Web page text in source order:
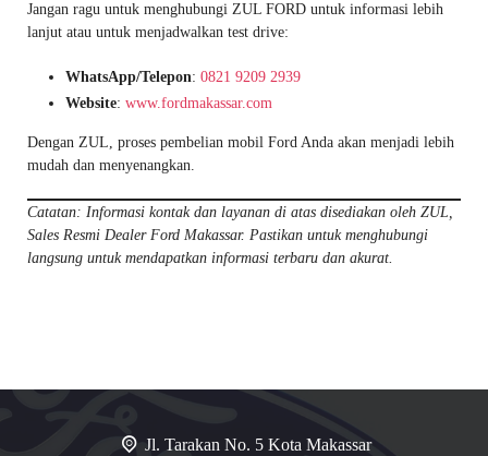
Jangan ragu untuk menghubungi ZUL FORD untuk informasi lebih
lanjut atau untuk menjadwalkan test drive:
WhatsApp/Telepon: 0821 9209 2939
Website: www.fordmakassar.com
Dengan ZUL, proses pembelian mobil Ford Anda akan menjadi lebih
mudah dan menyenangkan.
Catatan: Informasi kontak dan layanan di atas disediakan oleh ZUL,
Sales Resmi Dealer Ford Makassar. Pastikan untuk menghubungi
langsung untuk mendapatkan informasi terbaru dan akurat.
Jl. Tarakan No. 5 Kota Makassar